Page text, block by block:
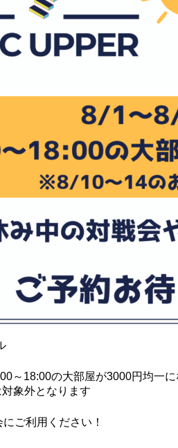
機動戦士ガンダムSEED
機動戦士ガンダムSEED
機動戦士ガンダム ガンダ
機動戦士ガンダム ガン
GUILTY GEAR XX
GUILTY GEAR XX
GUILTY GEAR XX Λ
アルカナハート
スーパーパズルボブル
燃えろ!ジャスティス学園
～18:00の大部屋が3000円均一に
象外となります
ご利用ください！